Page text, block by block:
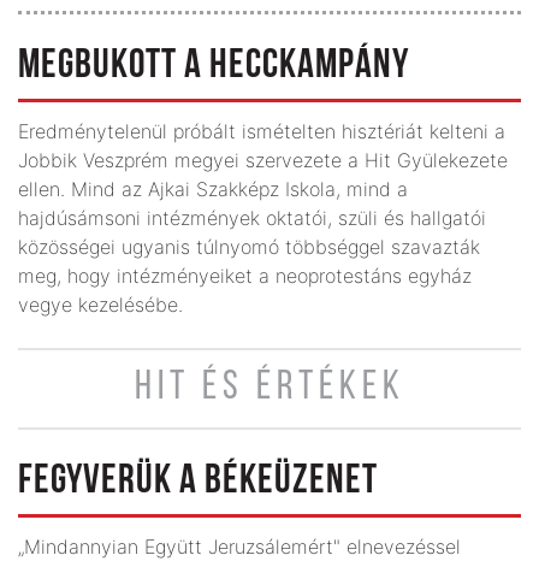
MEGBUKOTT A HECCKAMPÁNY
Eredménytelenül próbált ismételten hisztériát kelteni a
Jobbik Veszprém megyei szervezete a Hit Gyülekezete
ellen. Mind az Ajkai Szakképz Iskola, mind a
hajdúsámsoni intézmények oktatói, szüli és hallgatói
közösségei ugyanis túlnyomó többséggel szavazták
meg, hogy intézményeiket a neoprotestáns egyház
vegye kezelésébe.
HIT ÉS ÉRTÉKEK
FEGYVERÜK A BÉKEÜZENET
„Mindannyian Együtt Jeruzsálemért" elnevezéssel